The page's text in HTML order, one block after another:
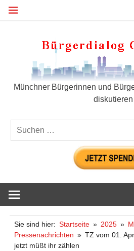
Zum
Münchner Bürgerinnen und
diskutieren
Sie sind hier: Startseite 2025
Pressenachrichten
TZ vom 01.
jetzt müßt ihr zählen